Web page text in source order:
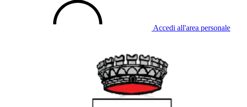
Accedi all'area personale